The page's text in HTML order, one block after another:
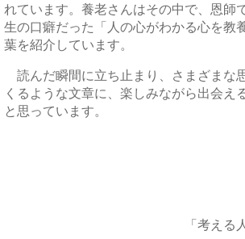
れています。養老さんはその中で、恩師
生の口癖だった「人の心がわかる心を教
葉を紹介しています。
読んだ瞬間に立ち止まり、さまざまな
くるような文章に、楽しみながら出会え
と思っています。
「考える